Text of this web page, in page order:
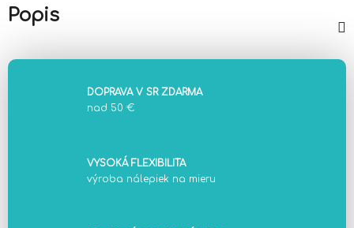
Popis
DOPRAVA V SR ZDARMA
nad 50 €
VYSOKÁ FLEXIBILITA
výroba nálepiek na mieru